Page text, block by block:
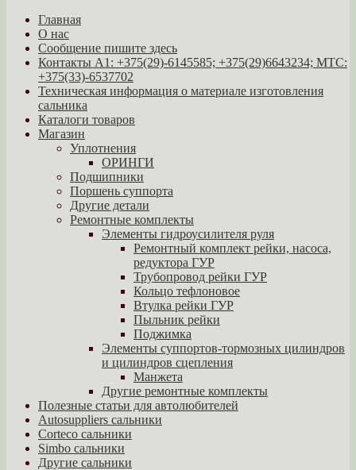
Главная
О нас
Сообщение пишите здесь
Контакты A1: +375(29)-6145585; +375(29)6643234; МТС:
+375(33)-6537702
Техническая информация о материале изготовления
сальника
Каталоги товаров
Магазин
Уплотнения
ОРИНГИ
Подшипники
Поршень суппорта
Другие детали
Ремонтные комплекты
Элементы гидроусилителя руля
Ремонтный комплект рейки, насоса,
редуктора ГУР
Трубопровод рейки ГУР
Кольцо тефлоновое
Втулка рейки ГУР
Пыльник рейки
Поджимка
Элементы суппортов-тормозных цилиндров
и цилиндров сцепления
Манжета
Другие ремонтные комплекты
Полезные статьи для автолюбителей
Autosuppliers сальники
Corteco сальники
Simbo сальники
Другие сальники